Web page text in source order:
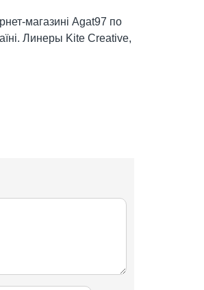
магазині Agat97 по
Линеры Kite Creative,